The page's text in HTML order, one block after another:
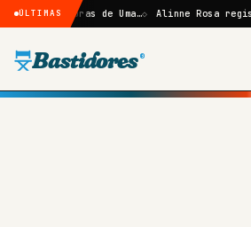
ÚLTIMASde Uma… Alinne Rosa registra
Bastidores ®